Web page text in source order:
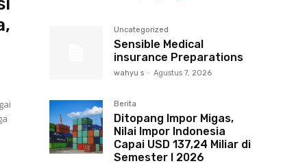
Uncategorized
Sensible Medical
insurance Preparations
wahyu s - Agustus 7, 2026
Berita
Ditopang Impor Migas,
Nilai Impor Indonesia
Capai USD 137,24 Miliar di
Semester I 2026